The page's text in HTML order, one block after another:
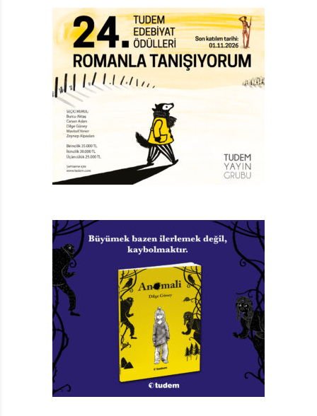
çoğu kitapta nedense sadece anneye aitmiş gibi işlenen
birçok rolü üstlenmiş. El işi yapan, dikiş diken, kahvaltı
hazırlayan, çocuğunu anlayan bir baba karşımızdaki.
Bu açıdan bakıldığında kitap, babaların çocuklarıyla
kuracakları doğru ilişki hakkında fikir sahibi olmalarını
da sağlayabilir.